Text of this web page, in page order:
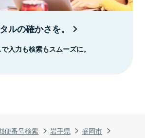
便番号検索 岩手県
盛岡市
ルの確かさを。
入力も検索もスムーズに。